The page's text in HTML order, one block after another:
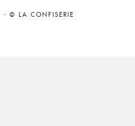
- © LA CONFISERIE